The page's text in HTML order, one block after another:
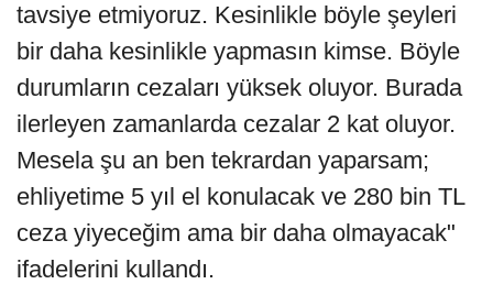
tavsiye etmiyoruz. Kesinlikle böyle şeyleri
bir daha kesinlikle yapmasın kimse. Böyle
durumların cezaları yüksek oluyor. Burada
ilerleyen zamanlarda cezalar 2 kat oluyor.
Mesela şu an ben tekrardan yaparsam;
ehliyetime 5 yıl el konulacak ve 280 bin TL
ceza yiyeceğim ama bir daha olmayacak"
ifadelerini kullandı.